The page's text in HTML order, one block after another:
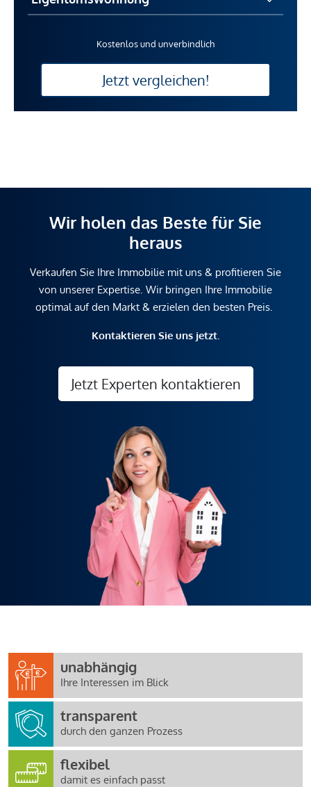
Kostenlos und unverbindlich
Jetzt vergleichen!
Wir holen das Beste für Sie
heraus
Verkaufen Sie Ihre Immobilie mit uns & profitieren Sie
von unserer Expertise. Wir bringen Ihre Immobilie
optimal auf den Markt & erzielen den besten Preis.
Kontaktieren Sie uns jetzt.
Jetzt Experten kontaktieren
unabhängig
Ihre Interessen im Blick
transparent
durch den ganzen Prozess
flexibel
damit es einfach passt